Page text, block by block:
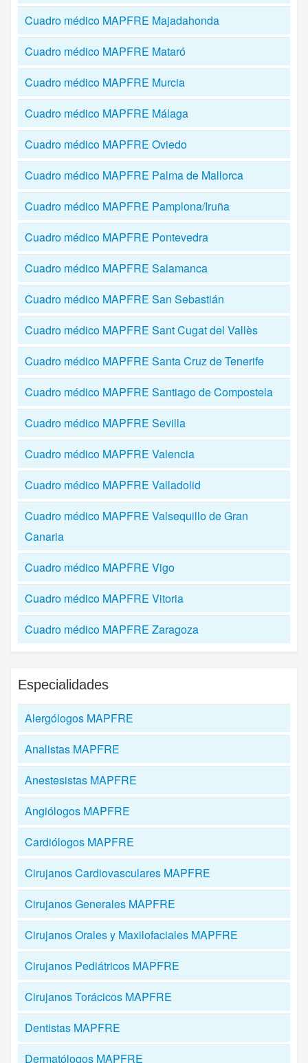
Cuadro médico MAPFRE Majadahonda
Cuadro médico MAPFRE Mataró
Cuadro médico MAPFRE Murcia
Cuadro médico MAPFRE Málaga
Cuadro médico MAPFRE Oviedo
Cuadro médico MAPFRE Palma de Mallorca
Cuadro médico MAPFRE Pamplona/Iruña
Cuadro médico MAPFRE Pontevedra
Cuadro médico MAPFRE Salamanca
Cuadro médico MAPFRE San Sebastián
Cuadro médico MAPFRE Sant Cugat del Vallès
Cuadro médico MAPFRE Santa Cruz de Tenerife
Cuadro médico MAPFRE Santiago de Compostela
Cuadro médico MAPFRE Sevilla
Cuadro médico MAPFRE Valencia
Cuadro médico MAPFRE Valladolid
Cuadro médico MAPFRE Valsequillo de Gran
Canaria
Cuadro médico MAPFRE Vigo
Cuadro médico MAPFRE Vitoria
Cuadro médico MAPFRE Zaragoza
Especialidades
Alergólogos MAPFRE
Analistas MAPFRE
Anestesistas MAPFRE
Angiólogos MAPFRE
Cardiólogos MAPFRE
Cirujanos Cardiovasculares MAPFRE
Cirujanos Generales MAPFRE
Cirujanos Orales y Maxilofaciales MAPFRE
Cirujanos Pediátricos MAPFRE
Cirujanos Torácicos MAPFRE
Dentistas MAPFRE
Dermatólogos MAPFRE